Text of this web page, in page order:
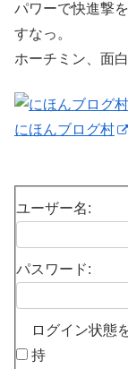
パワーで快進撃
すなっ。
ホーチミン、面
にほんブログ村
ユーザー名:
パスワード:
ログイン状態
持